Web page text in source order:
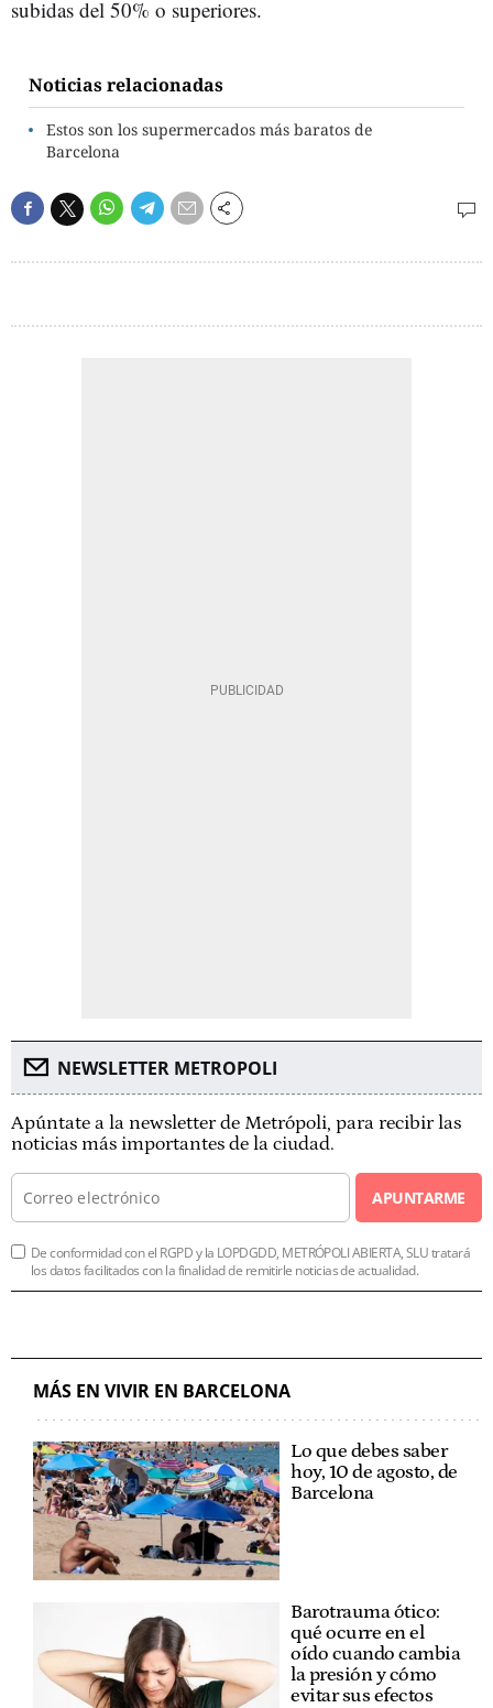
subidas del 50% o superiores.
Noticias relacionadas
Estos son los supermercados más baratos de
Barcelona
NEWSLETTER METROPOLI
Apúntate a la newsletter de Metrópoli, para recibir las
noticias más importantes de la ciudad.
APUNTARME
De conformidad con el RGPD y la LOPDGDD, METRÓPOLI ABIERTA, SLU tratará
los datos facilitados con la finalidad de remitirle noticias de actualidad.
MÁS EN VIVIR EN BARCELONA
Lo que debes saber
hoy, 10 de agosto, de
Barcelona
Barotrauma ótico:
qué ocurre en el
oído cuando cambia
la presión y cómo
evitar sus efectos